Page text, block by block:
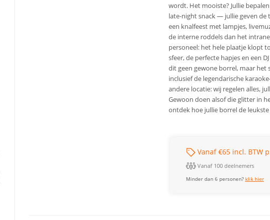
wordt. Het mooiste? Jullie
late-night snack — jullie geven de
een knalfeest met lampjes,
de interne roddels dan het
personeel: het hele plaatje klopt
sfeer, de perfecte hapjes en een
dit geen gewone borrel, maar
inclusief de legendarische
andere locatie: wij regelen alles,
Gewoon doen alsof die glitter in
ontdek hoe jullie borrel de
Vanaf €65 incl. BTW
Vanaf 100 deelnemers
Minder dan 6 personen? klik hier